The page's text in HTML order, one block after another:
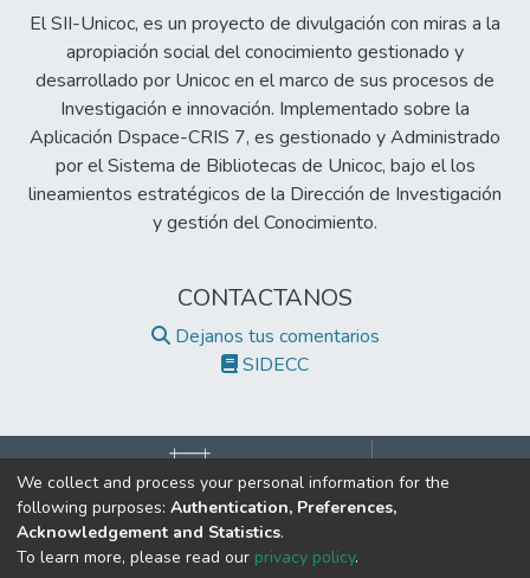
El SII-Unicoc, es un proyecto de divulgación con miras a la
apropiación social del conocimiento gestionado y
desarrollado por Unicoc en el marco de sus procesos de
Investigación e innovación. Implementado sobre la
Aplicación Dspace-CRIS 7, es gestionado y Administrado
por el Sistema de Bibliotecas de Unicoc, bajo el los
lineamientos estratégicos de la Dirección de Investigación
y gestión del Conocimiento.
CONTACTANOS
Dejanos tus comentarios
SIDECC
©2017 Todos los derechos reservados.
Institución de Educación Superior Sujeta a Inspección y Vigilancia
We collect and process your personal information for the
following purposes: Authentication, Preferences,
Acknowledgement and Statistics.
To learn more, please read our privacy policy.